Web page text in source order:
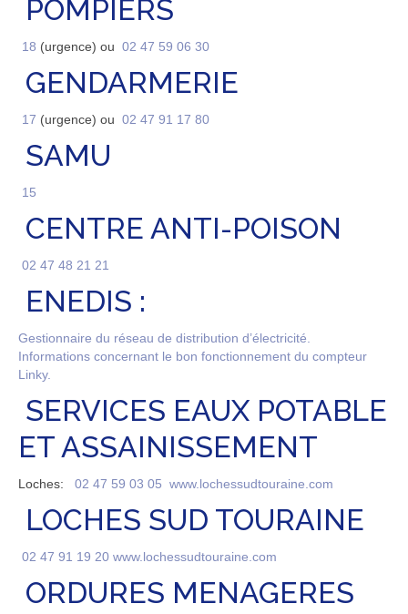
Associations
Patrimoine
Tourisme
POMPIERS
18 (urgence) ou 02 47 59 06 30
GENDARMERIE
17 (urgence) ou 02 47 91 17 80
SAMU
15
CENTRE ANTI-POISON
02 47 48 21 21
ENEDIS :
Gestionnaire du réseau de distribution d’électricité.
Informations concernant le bon fonctionnement du compteur
Linky.
SERVICES EAUX POTABLE
ET ASSAINISSEMENT
Loches: 02 47 59 03 05 www.lochessudtouraine.com
LOCHES SUD TOURAINE
02 47 91 19 20 www.lochessudtouraine.com
ORDURES MENAGERES